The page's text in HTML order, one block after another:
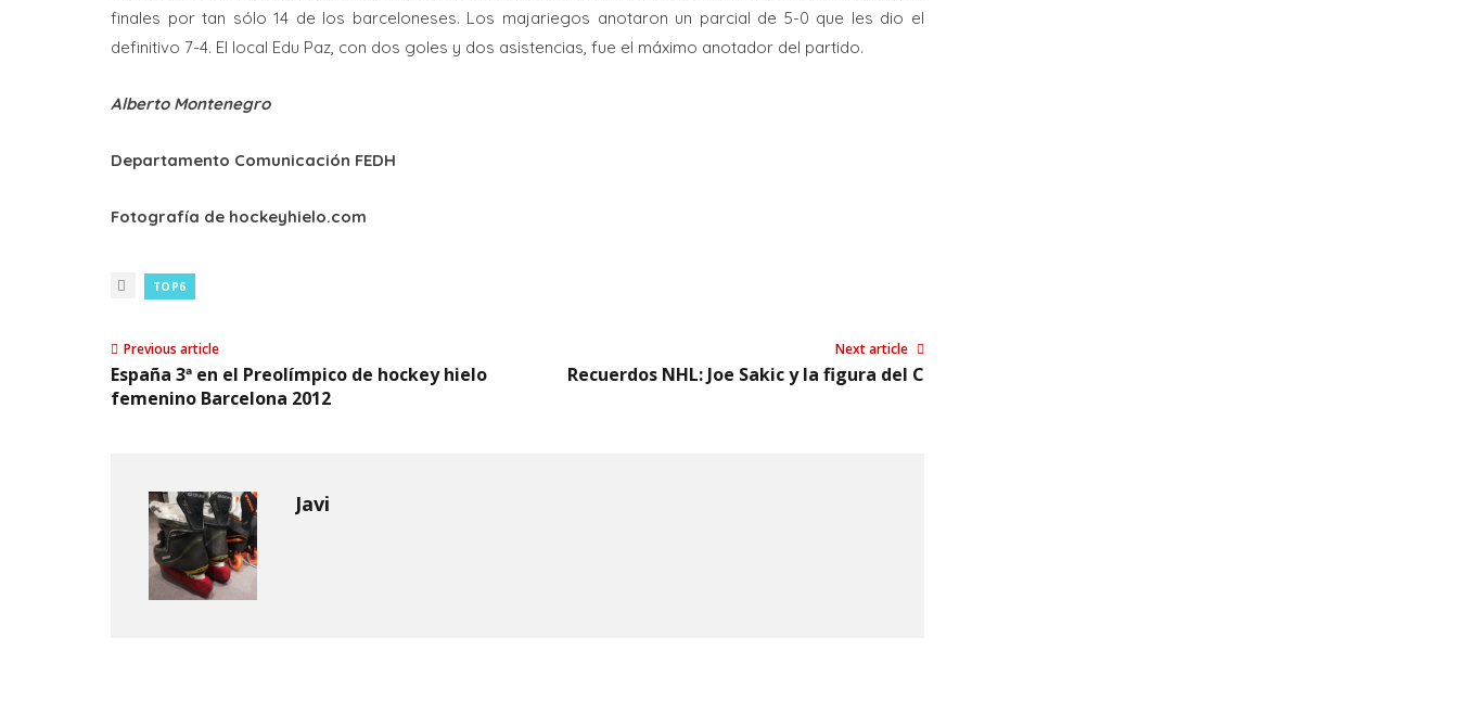
finales por tan sólo 14 de los barceloneses. Los majariegos anotaron un parcial de 5-0 que les dio el
definitivo 7-4. El local Edu Paz, con dos goles y dos asistencias, fue el máximo anotador del partido.
Alberto Montenegro
Departamento Comunicación FEDH
Fotografía de hockeyhielo.com
TOP6
Previous article
España 3ª en el Preolímpico de hockey hielo
femenino Barcelona 2012
Next article
Recuerdos NHL: Joe Sakic y la figura del C
Javi